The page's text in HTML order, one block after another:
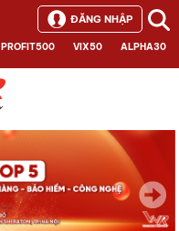
PROFIT500 VIX50 ALPHA30
ĐĂNG NHẬP
Next